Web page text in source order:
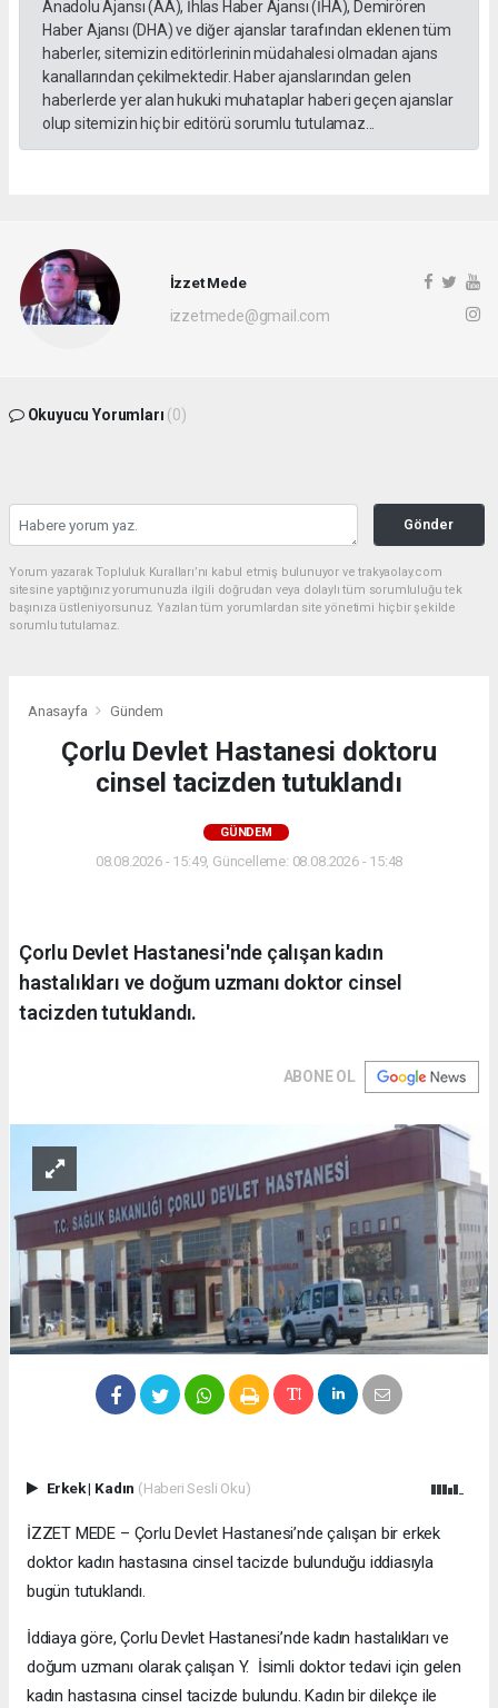
Anadolu Ajansı (AA), İhlas Haber Ajansı (İHA), Demirören
Haber Ajansı (DHA) ve diğer ajanslar tarafından eklenen tüm
haberler, sitemizin editörlerinin müdahalesi olmadan ajans
kanallarından çekilmektedir. Haber ajanslarından gelen
haberlerde yer alan hukuki muhataplar haberi geçen ajanslar
olup sitemizin hiç bir editörü sorumlu tutulamaz...
İzzet Mede
izzetmede@gmail.com
Okuyucu Yorumları (0)
Gönder
Yorum yazarak Topluluk Kuralları’nı kabul etmiş bulunuyor ve trakyaolay.com
sitesine yaptığınız yorumunuzla ilgili doğrudan veya dolaylı tüm sorumluluğu tek
başınıza üstleniyorsunuz. Yazılan tüm yorumlardan site yönetimi hiçbir şekilde
sorumlu tutulamaz.
Anasayfa Gündem
Çorlu Devlet Hastanesi doktoru
cinsel tacizden tutuklandı
GÜNDEM
08.08.2026 - 15:49, Güncelleme: 08.08.2026 - 15:48
Çorlu Devlet Hastanesi'nde çalışan kadın
hastalıkları ve doğum uzmanı doktor cinsel
tacizden tutuklandı.
ABONE OL
Erkek| Kadın (Haberi Sesli Oku)
İZZET MEDE – Çorlu Devlet Hastanesi’nde çalışan bir erkek
doktor kadın hastasına cinsel tacizde bulunduğu iddiasıyla
bugün tutuklandı.
İddiaya göre, Çorlu Devlet Hastanesi’nde kadın hastalıkları ve
doğum uzmanı olarak çalışan Y. İsimli doktor tedavi için gelen
kadın hastasına cinsel tacizde bulundu. Kadın bir dilekçe ile